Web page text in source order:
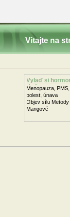
Vitajte na
Vylaď si
léků
Menopauza,
bolest, únava
Objev sílu
Mangové